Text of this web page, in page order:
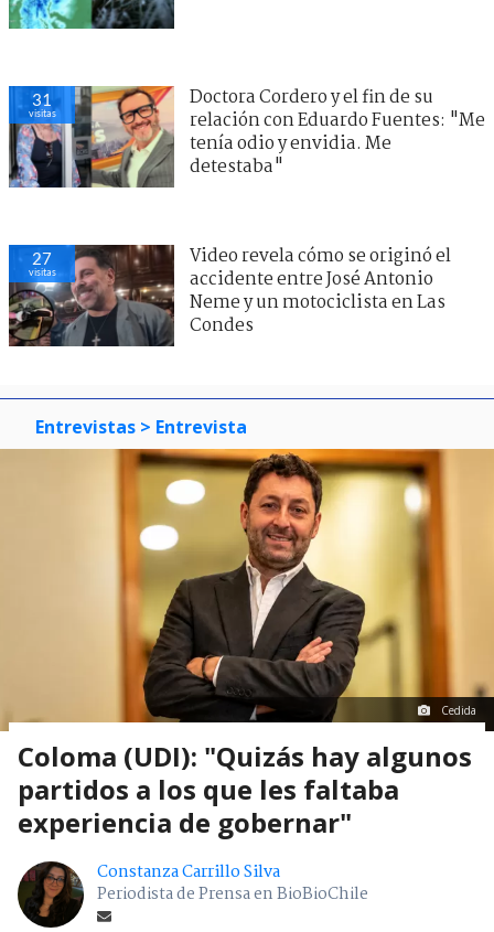
31
visitas
Doctora Cordero y el fin de su
relación con Eduardo Fuentes: "Me
tenía odio y envidia. Me
detestaba"
27
visitas
Video revela cómo se originó el
accidente entre José Antonio
Neme y un motociclista en Las
Condes
Entrevistas > Entrevista
Cedida
Coloma (UDI): "Quizás hay algunos
partidos a los que les faltaba
experiencia de gobernar"
Constanza Carrillo Silva
Periodista de Prensa en BioBioChile